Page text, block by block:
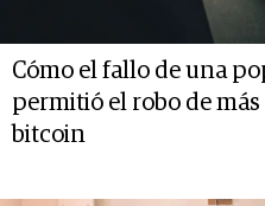
Cómo el fallo de una
permitió el robo de
bitcoin